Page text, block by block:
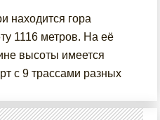
находится гора
1116 метров. На её
высоты имеется
с 9 трассами разных